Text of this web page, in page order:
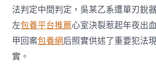
法判定中間判定，吳某乙系遭單刃銳
左包養平台推薦心室決裂惹起年夜出
甲回案包養網后照實供述了重要犯法
實。